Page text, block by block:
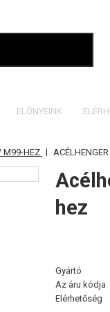
ELŐNYEINK
M99-HEZ |
hez
Gyártó
Az áru kódja
Elérhetőség